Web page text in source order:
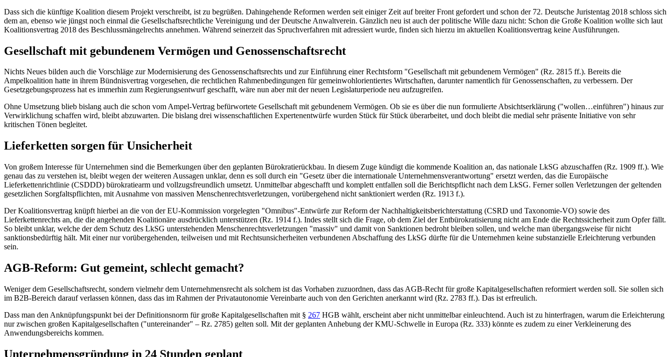
Dass sich die künftige Koalition diesem Projekt verschreibt, ist zu begrüßen. Dahingehende Reformen werden seit einiger Zeit auf breiter Front gefordert und schon der 72. Deutsche Juristentag 2018 schloss sich
dem an, ebenso wie jüngst noch einmal die Gesellschaftsrechtliche Vereinigung und der Deutsche Anwaltverein. Gänzlich neu ist auch der politische Wille dazu nicht: Schon die Große Koalition wollte sich laut
Koalitionsvertrag 2018 des Beschlussmängelrechts annehmen. Während seinerzeit das Spruchverfahren mit adressiert wurde, finden sich hierzu im aktuellen Koalitionsvertrag keine Ausführungen.
Gesellschaft mit gebundenem Vermögen und Genossenschaftsrecht
Nichts Neues bilden auch die Vorschläge zur Modernisierung des Genossenschaftsrechts und zur Einführung einer Rechtsform "Gesellschaft mit gebundenem Vermögen" (Rz. 2815 ff.). Bereits die
Ampelkoalition hatte in ihrem Bündnisvertrag vorgesehen, die rechtlichen Rahmenbedingungen für gemeinwohlorientiertes Wirtschaften, darunter namentlich für Genossenschaften, zu verbessern. Der
Gesetzgebungsprozess hat es immerhin zum Regierungsentwurf geschafft, wäre nun aber mit der neuen Legislaturperiode neu aufzugreifen.
Ohne Umsetzung blieb bislang auch die schon vom Ampel-Vertrag befürwortete Gesellschaft mit gebundenem Vermögen. Ob sie es über die nun formulierte Absichtserklärung ("wollen…einführen") hinaus zur
Verwirklichung schaffen wird, bleibt abzuwarten. Die bislang drei wissenschaftlichen Expertenentwürfe wurden Stück für Stück überarbeitet, und doch bleibt die medial sehr präsente Initiative von sehr
kritischen Tönen begleitet.
Lieferketten sorgen für Unsicherheit
Von großem Interesse für Unternehmen sind die Bemerkungen über den geplanten Bürokratierückbau. In diesem Zuge kündigt die kommende Koalition an, das nationale LkSG abzuschaffen (Rz. 1909 ff.). Wie
genau das zu verstehen ist, bleibt wegen der weiteren Aussagen unklar, denn es soll durch ein "Gesetz über die internationale Unternehmensverantwortung" ersetzt werden, das die Europäische
Lieferkettenrichtlinie (CSDDD) bürokratiearm und vollzugsfreundlich umsetzt. Unmittelbar abgeschafft und komplett entfallen soll die Berichtspflicht nach dem LkSG. Ferner sollen Verletzungen der geltenden
gesetzlichen Sorgfaltspflichten, mit Ausnahme von massiven Menschenrechtsverletzungen, vorübergehend nicht sanktioniert werden (Rz. 1913 f.).
Der Koalitionsvertrag knüpft hierbei an die von der EU-Kommission vorgelegten "Omnibus"-Entwürfe zur Reform der Nachhaltigkeitsberichterstattung (CSRD und Taxonomie-VO) sowie des
Lieferkettenrechts an, die die angehenden Koalitionäre ausdrücklich unterstützen (Rz. 1914 f.). Indes stellt sich die Frage, ob dem Ziel der Entbürokratisierung nicht am Ende die Rechtssicherheit zum Opfer fällt.
So bleibt unklar, welche der dem Schutz des LkSG unterstehenden Menschenrechtsverletzungen "massiv" und damit von Sanktionen bedroht bleiben sollen, und welche man übergangsweise für nicht
sanktionsbedürftig hält. Mit einer nur vorübergehenden, teilweisen und mit Rechtsunsicherheiten verbundenen Abschaffung des LkSG dürfte für die Unternehmen keine substanzielle Erleichterung verbunden
sein.
AGB-Reform: Gut gemeint, schlecht gemacht?
Weniger dem Gesellschaftsrecht, sondern vielmehr dem Unternehmensrecht als solchem ist das Vorhaben zuzuordnen, dass das AGB-Recht für große Kapitalgesellschaften reformiert werden soll. Sie sollen sich
im B2B-Bereich darauf verlassen können, dass das im Rahmen der Privatautonomie Vereinbarte auch von den Gerichten anerkannt wird (Rz. 2783 ff.). Das ist erfreulich.
Dass man den Anknüpfungspunkt bei der Definitionsnorm für große Kapitalgesellschaften mit § 267 HGB wählt, erscheint aber nicht unmittelbar einleuchtend. Auch ist zu hinterfragen, warum die Erleichterung
nur zwischen großen Kapitalgesellschaften ("untereinander" – Rz. 2785) gelten soll. Mit der geplanten Anhebung der KMU-Schwelle in Europa (Rz. 333) könnte es zudem zu einer Verkleinerung des
Anwendungsbereichs kommen.
Unternehmensgründung in 24 Stunden geplant